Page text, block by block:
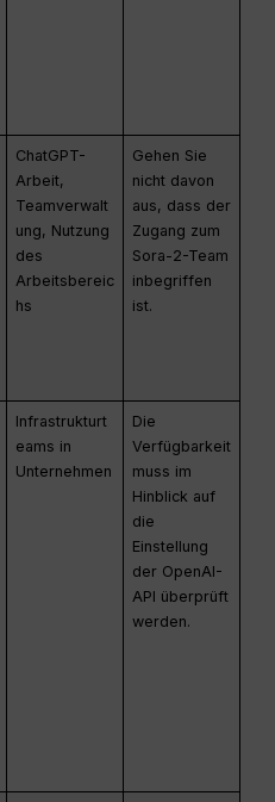
ChatGPT-
Arbeit,
Teamverwalt
ung, Nutzung
des
Arbeitsbereic
hs
Gehen Sie
nicht davon
aus, dass der
Zugang zum
Sora-2-Team
inbegriffen
ist.
Infrastrukturt
eams in
Unternehmen
Die
Verfügbarkeit
muss im
Hinblick auf
die
Einstellung
der OpenAI-
API überprüft
werden.